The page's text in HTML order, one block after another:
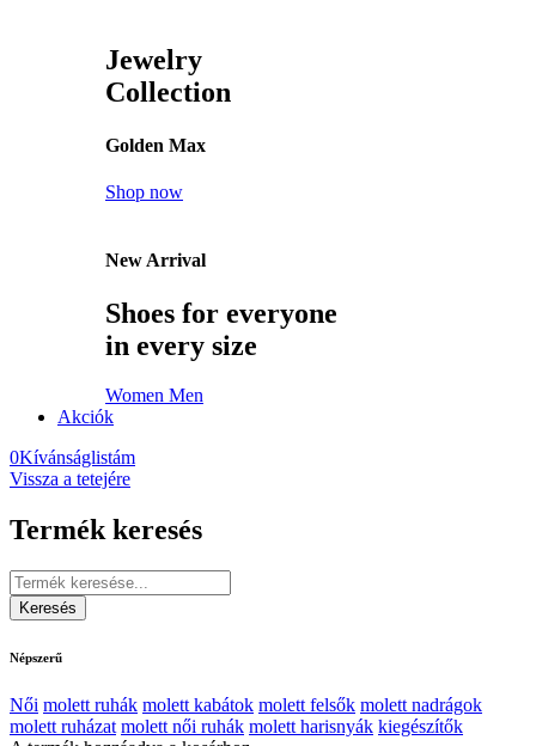
Jewelry
Collection
Golden Max
Shop now
New Arrival
Shoes for everyone
in every size
Women Men
Akciók
0Kívánságlistám
Vissza a tetejére
Termék keresés
Népszerű
Női molett ruhák molett kabátok molett felsők molett nadrágok
molett ruházat molett női ruhák molett harisnyák kiegészítők